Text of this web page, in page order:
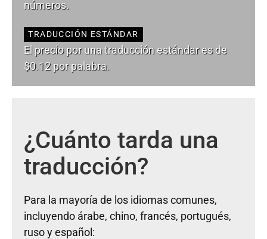
números.
TRADUCCIÓN ESTÁNDAR
El precio por una traducción estándar es de
$0.12 por palabra.
¿Cuánto tarda una
traducción?
Para la mayoría de los idiomas comunes,
incluyendo árabe, chino, francés, portugués,
ruso y español: